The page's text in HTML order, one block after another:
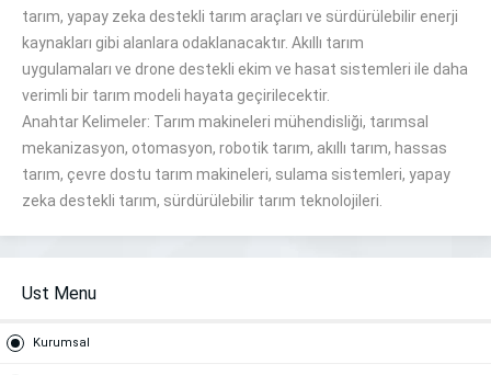
tarım, yapay zeka destekli tarım araçları ve sürdürülebilir enerji
kaynakları gibi alanlara odaklanacaktır. Akıllı tarım
uygulamaları ve drone destekli ekim ve hasat sistemleri ile daha
verimli bir tarım modeli hayata geçirilecektir.
Anahtar Kelimeler: Tarım makineleri mühendisliği, tarımsal
mekanizasyon, otomasyon, robotik tarım, akıllı tarım, hassas
tarım, çevre dostu tarım makineleri, sulama sistemleri, yapay
zeka destekli tarım, sürdürülebilir tarım teknolojileri
Ust Menu
Kurumsal